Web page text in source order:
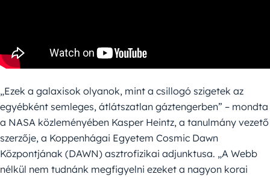
„Ezek a galaxisok olyanok, mint a csillogó szigetek az
egyébként semleges, átlátszatlan gáztengerben” – mondta
a NASA közleményében Kasper Heintz, a tanulmány vezető
szerzője, a Koppenhágai Egyetem Cosmic Dawn
Központjának (DAWN) asztrofizikai adjunktusa. „A Webb
nélkül nem tudnánk megfigyelni ezeket a nagyon korai